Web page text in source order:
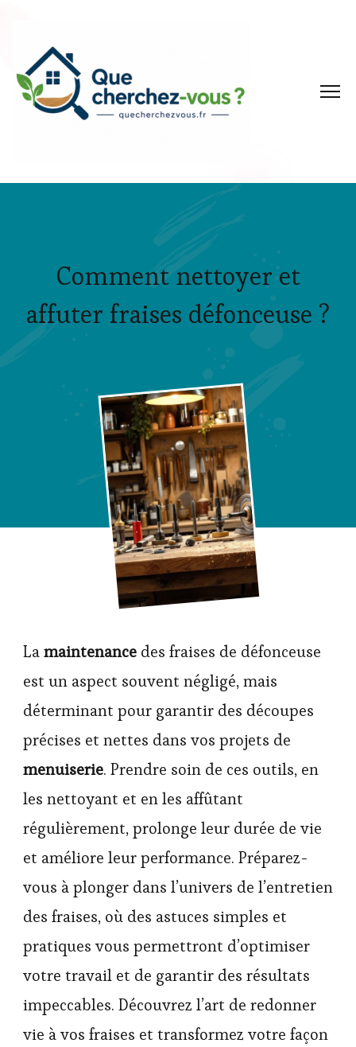
Comment nettoyer et
affuter fraises défonceuse ?
Lamaintenance des fraises de défonceuse
est un aspect souvent négligé, mais
déterminant pour garantir des découpes
précises et nettes dans vos projets de
menuiserie. Prendre soin de ces outils, en
les nettoyant et en les affûtant
régulièrement, prolonge leur durée de vie
et améliore leur performance. Préparez-
vous à plonger dans l’univers de l’entretien
des fraises, où des astuces simples et
pratiques vous permettront d’optimiser
votre travail et de garantir des résultats
impeccables. Découvrez l’art de redonner
vie à vos fraises et transformez votre façon